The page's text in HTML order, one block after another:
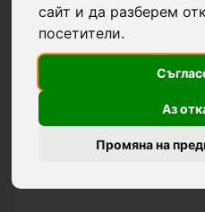
сайт и да разберем
посетители.
Аз
Промяна на